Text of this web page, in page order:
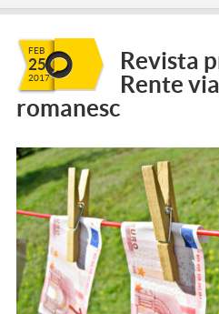
FEB
25
2017
Revista
Rente
romanesc